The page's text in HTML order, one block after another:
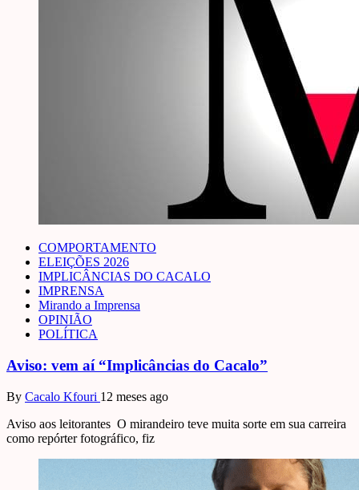
COMPORTAMENTO
ELEIÇÕES 2026
IMPLICÂNCIAS DO CACALO
IMPRENSA
Mirando a Imprensa
OPINIÃO
POLÍTICA
Aviso: vem aí “Implicâncias do Cacalo”
By Cacalo Kfouri 12 meses ago
Aviso aos leitorantes O mirandeiro teve muita sorte em sua carreira
como repórter fotográfico, fiz